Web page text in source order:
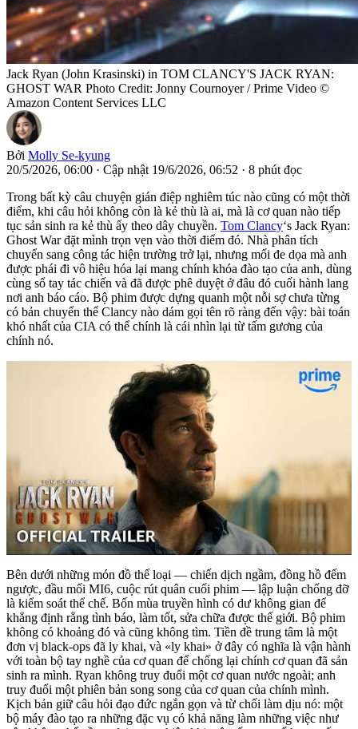
Jack Ryan (John Krasinski) in TOM CLANCY'S JACK RYAN:
GHOST WAR Photo Credit: Jonny Cournoyer / Prime Video ©
Amazon Content Services LLC
Bởi Molly Se-kyung
20/5/2026, 06:00 · Cập nhật 19/6/2026, 06:52 · 8 phút đọc
Trong bất kỳ câu chuyện gián điệp nghiêm túc nào cũng có một thời
điểm, khi câu hỏi không còn là kẻ thù là ai, mà là cơ quan nào tiếp
tục sản sinh ra kẻ thù ấy theo dây chuyền. Tom Clancy‘s Jack Ryan:
Ghost War đặt mình trọn vẹn vào thời điểm đó. Nhà phân tích
chuyển sang công tác hiện trường trở lại, nhưng mối đe dọa mà anh
được phái đi vô hiệu hóa lại mang chính khóa đào tạo của anh, dùng
cùng sổ tay tác chiến và đã được phê duyệt ở đâu đó cuối hành lang
nơi anh báo cáo. Bộ phim được dựng quanh một nỗi sợ chưa từng
có bản chuyển thể Clancy nào dám gọi tên rõ ràng đến vậy: bài toán
khó nhất của CIA có thể chính là cái nhìn lại từ tấm gương của
chính nó.
Bên dưới những món đồ thể loại — chiến dịch ngầm, đồng hồ đếm
ngược, đầu mối MI6, cuộc rút quân cuối phim — lập luận chống đỡ
là kiểm soát thể chế. Bốn mùa truyền hình có dư không gian để
khẳng định rằng tình báo, làm tốt, sửa chữa được thế giới. Bộ phim
không có khoảng đó và cũng không tìm. Tiền đề trung tâm là một
đơn vị black-ops đã ly khai, và «ly khai» ở đây có nghĩa là vận hành
với toàn bộ tay nghề của cơ quan để chống lại chính cơ quan đã sản
sinh ra mình. Ryan không truy đuổi một cơ quan nước ngoài; anh
truy đuổi một phiên bản song song của cơ quan của chính mình.
Kịch bản giữ câu hỏi đạo đức ngắn gọn và từ chối làm dịu nó: một
bộ máy đào tạo ra những đặc vụ có khả năng làm những việc như